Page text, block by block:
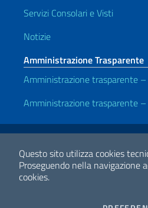
Questo sito utilizza cookies
Proseguendo nella navigazione
cookies.
Servizi Consolari e Visti
Notizie
Amministrazione Trasparente
Amministrazione trasparente
Amministrazione trasparente –
Link Utili